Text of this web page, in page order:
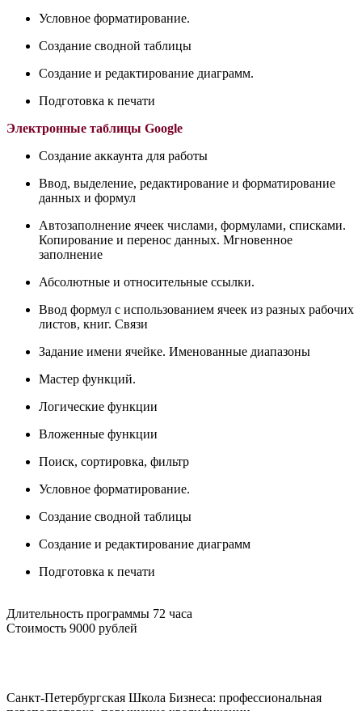
Условное форматирование.
Создание сводной таблицы
Создание и редактирование диаграмм.
Подготовка к печати
Электронные таблицы Google
Создание аккаунта для работы
Ввод, выделение, редактирование и форматирование
данных и формул
Автозаполнение ячеек числами, формулами, списками.
Копирование и перенос данных. Мгновенное
заполнение
Абсолютные и относительные ссылки.
Ввод формул с использованием ячеек из разных рабочих
листов, книг. Связи
Задание имени ячейке. Именованные диапазоны
Мастер функций.
Логические функции
Вложенные функции
Поиск, сортировка, фильтр
Условное форматирование.
Создание сводной таблицы
Создание и редактирование диаграмм
Подготовка к печати
Длительность программы 72 часа
Стоимость 9000 рублей
Санкт-Петербургская Школа Бизнеса: профессиональная